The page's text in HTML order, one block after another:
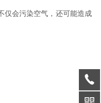
会污染空气，还可能造成